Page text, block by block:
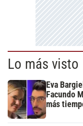
Lo más visto
Eva
Facundo
más